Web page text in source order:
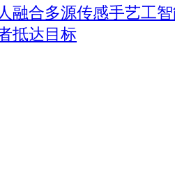
融合多源传感手艺工
抵达目标